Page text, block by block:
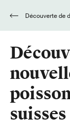
suisses